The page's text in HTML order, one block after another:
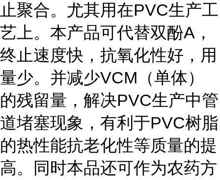
止聚合。尤其用在PVC生产工
艺上。本产品可代替双酚A，
终止速度快，抗氧化性好，用
量少。并减少VCM（单体）
的残留量，解决PVC生产中管
道堵塞现象，有利于PVC树脂
的热性能抗老化性等质量的提
高。同时本品还可作为农药方